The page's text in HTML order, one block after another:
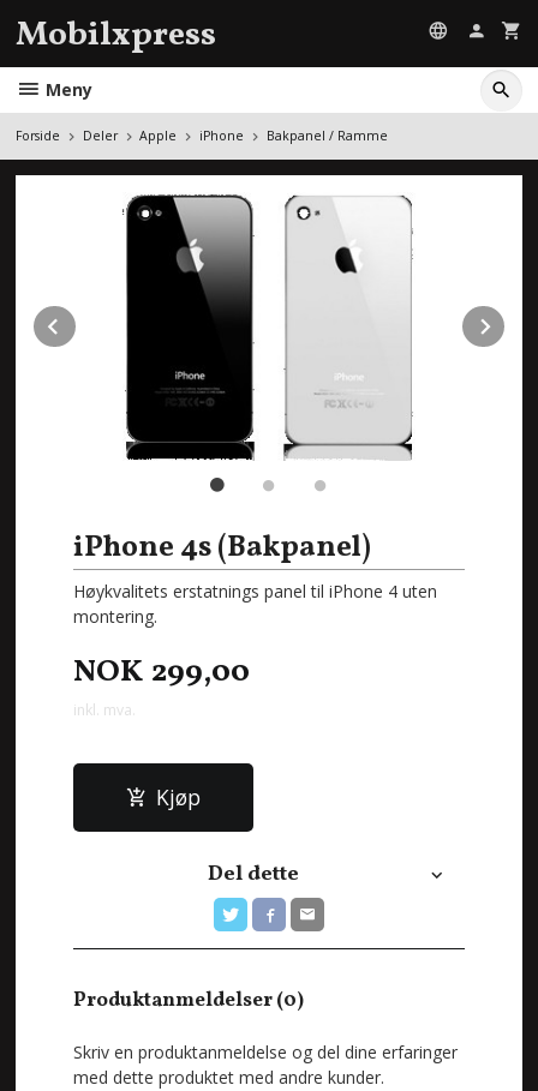
innholdet
Mobilxpress
Meny
Forside Deler Apple iPhone Bakpanel / Ramme
Prev
iPhone 4s (Bakpanel)
Høykvalitets erstatnings panel til iPhone 4 uten
montering.
NOK 299,00
inkl. mva.
Kjøp
Del dette
Produktanmeldelser (0)
Skriv en produktanmeldelse og del dine erfaringer
med dette produktet med andre kunder.